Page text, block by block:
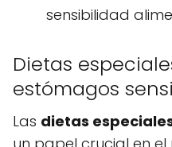
sensibilidad
Dietas
estómagos
Las dietas